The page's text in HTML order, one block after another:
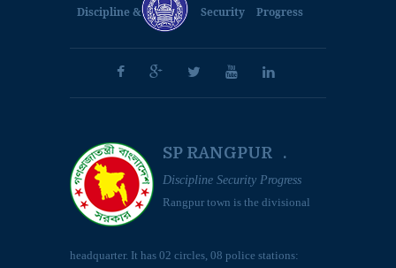
Discipline & Security Progress
SP RANGPUR .
Discipline Security Progress
Rangpur town is the divisional
headquarter. It has 02 circles, 08 police stations: